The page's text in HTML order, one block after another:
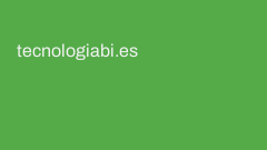
tecnologiabi.es